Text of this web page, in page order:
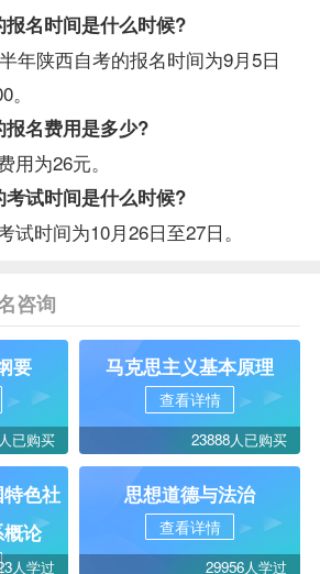
报名时间是什么时候?
年陕西自考的报名时间为9月5日
名费用是多少?
用为26元。
试时间是什么时候?
试时间为10月26日至27日。
咨询
要
已购买
马克思主义基本原理
查看详情
23888人已购买
色社
论
人学过
思想道德与法治
查看详情
29956人学过